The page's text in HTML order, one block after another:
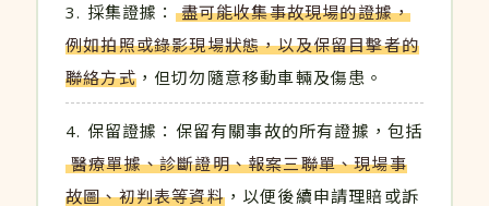
採集證據：
盡可能收集事故現場的證據，
例如拍照或錄影現場狀態，以及保留目擊者的
聯絡方式，但切勿隨意移動車輛及傷患。
保留證據：保留有關事故的所有證據，包括
醫療單據、診斷證明、報案三聯單、現場事
故圖、初判表等資料，以便後續申請理賠或訴